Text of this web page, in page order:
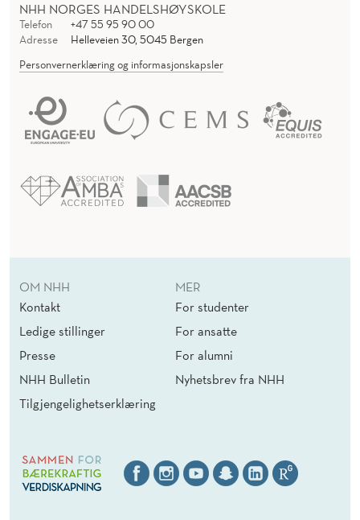
NHH NORGES HANDELSHØYSKOLE
Telefon
+47 55 95 90 00
Adresse
Helleveien 30, 5045 Bergen
Personvernerklæring og informasjonskapsler
OM NHH
Kontakt
Ledige stillinger
Presse
NHH Bulletin
Tilgjengelighetserklæring
MER
For studenter
For ansatte
For alumni
Nyhetsbrev fra NHH